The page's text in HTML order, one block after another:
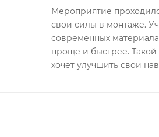
Мероприятие
свои силы в монтаже.
современных
проще и быстрее. Такой
хочет улучшить свои